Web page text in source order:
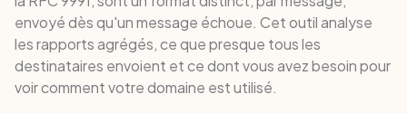
envoyé dès qu'un message échoue. Cet outil analyse
les rapports agrégés, ce que presque tous les
destinataires envoient et ce dont vous avez besoin pour
voir comment votre domaine est utilisé.